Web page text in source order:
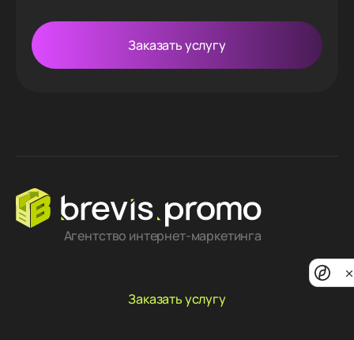
Заказать услугу
Агентство интернет-маркетинга
Заказать услугу